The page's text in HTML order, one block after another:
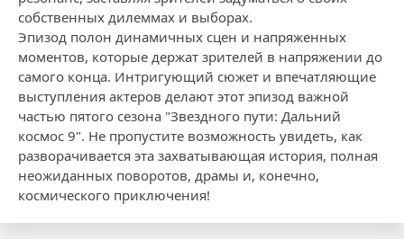
собственных дилеммах и выборах.
Эпизод полон динамичных сцен и напряженных
моментов, которые держат зрителей в напряжении до
самого конца. Интригующий сюжет и впечатляющие
выступления актеров делают этот эпизод важной
частью пятого сезона "Звездного пути: Дальний
космос 9". Не пропустите возможность увидеть, как
разворачивается эта захватывающая история, полная
неожиданных поворотов, драмы и, конечно,
космического приключения!